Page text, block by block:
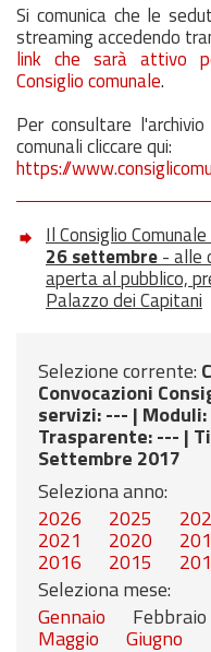
Si comunica che le
streaming accedendo
link che sarà attivo
Consiglio comunale.
Per consultare
comunali cliccare qui:
https://
Il Consiglio
26 settembre- alle
aperta al pubblico,
Palazzo dei Capitani
Selezione corrente:
Convocazioni
servizi: --- | Moduli
Trasparente: --- |
Settembre 2017
Seleziona anno:
2026
2025
2021 2020
2016 2015
Seleziona mese:
Gennaio
Febbraio
Maggio Giugno